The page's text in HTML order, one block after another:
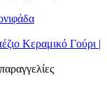
Κεραμικό Γούρι |